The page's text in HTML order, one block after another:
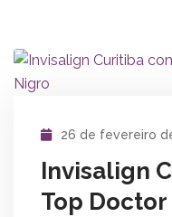
26 de fevereiro
Invisalign
Top Doctor